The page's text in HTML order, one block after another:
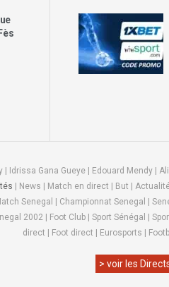
Idrissa Gana Gueye | Edouard Mendy |
| News | Match en direct | But |
Senegal | Championnat Senegal |
2002 | Foot Club | Sport Sénégal |
direct | Foot direct | Eurosports |
> voir les